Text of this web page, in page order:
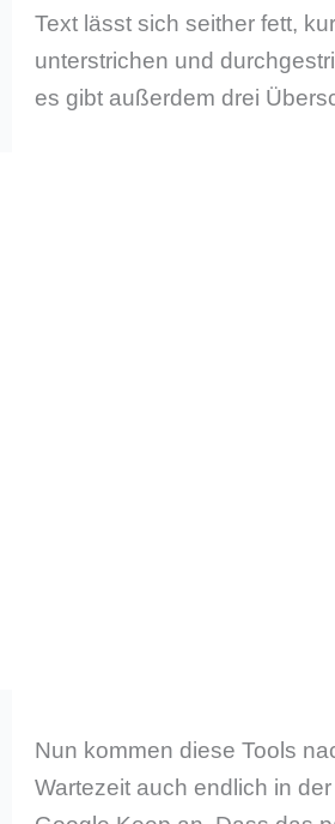
Text lässt sich seither fett,
unterstrichen und
es gibt außerdem drei
Nun kommen diese Tools
Wartezeit auch endlich in